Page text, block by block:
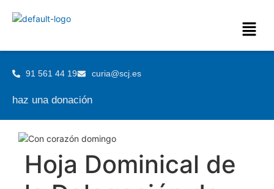
91 561 44 19 curia@scj.es
haz una donación
Hoja Dominical de